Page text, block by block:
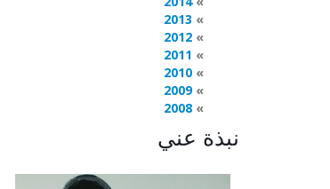
2013
2012
2011
2010
2009
2008
نبذة عني